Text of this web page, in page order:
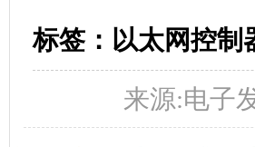
标签：以太网控制
来源:电子